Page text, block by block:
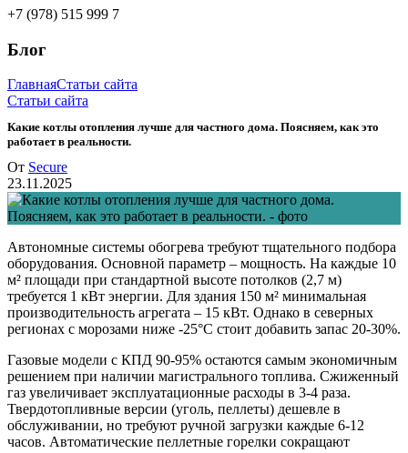
+7 (978) 515 999 7
Блог
ГлавнаяСтатьи сайта
Статьи сайта
Какие котлы отопления лучше для частного дома. Поясняем, как это
работает в реальности.
От Secure
23.11.2025
Автономные системы обогрева требуют тщательного подбора
оборудования. Основной параметр – мощность. На каждые 10
м² площади при стандартной высоте потолков (2,7 м)
требуется 1 кВт энергии. Для здания 150 м² минимальная
производительность агрегата – 15 кВт. Однако в северных
регионах с морозами ниже -25°C стоит добавить запас 20-30%.
Газовые модели с КПД 90-95% остаются самым экономичным
решением при наличии магистрального топлива. Сжиженный
газ увеличивает эксплуатационные расходы в 3-4 раза.
Твердотопливные версии (уголь, пеллеты) дешевле в
обслуживании, но требуют ручной загрузки каждые 6-12
часов. Автоматические пеллетные горелки сокращают